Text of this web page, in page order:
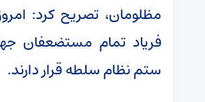
مظلومان، تصریح کرد:
فریاد تمام مستضعفان
ستم نظام سلطه قرار دارند.